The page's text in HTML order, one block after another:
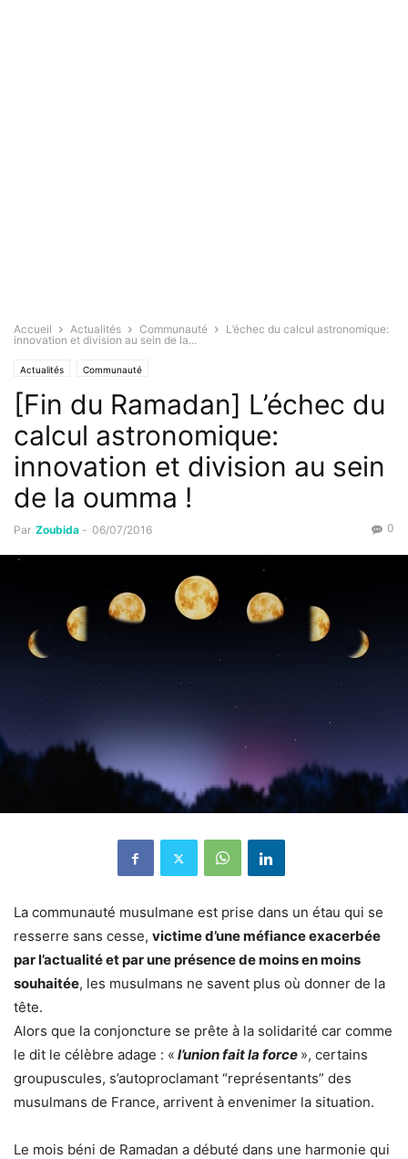
Accueil Actualités Communauté
L’échec du calcul astronomique:
innovation et division au sein de la...
Actualités Communauté
[Fin du Ramadan] L’échec du
calcul astronomique:
innovation et division au sein
de la oumma !
Par Zoubida - 06/07/2016 0
La communauté musulmane est prise dans un étau qui se
resserre sans cesse, victime d’une méfiance exacerbée
par l’actualité et par une présence de moins en moins
souhaitée, les musulmans ne savent plus où donner de la
tête.
Alors que la conjoncture se prête à la solidarité car comme
le dit le célèbre adage : « l’union fait la force », certains
groupuscules, s’autoproclamant “représentants” des
musulmans de France, arrivent à envenimer la situation.
Le mois béni de Ramadan a débuté dans une harmonie qui